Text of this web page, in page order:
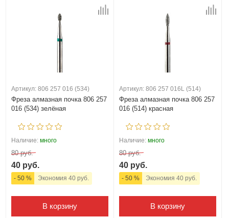
Артикул: 806 257 016 (534)
Фреза алмазная почка 806 257
016 (534) зелёная
Наличие: много
80 руб.
40 руб.
- 50 % Экономия 40 руб.
В корзину
Артикул: 806 257 016L (514)
Фреза алмазная почка 806 257
016 (514) красная
Наличие: много
80 руб.
40 руб.
- 50 % Экономия 40 руб.
В корзину